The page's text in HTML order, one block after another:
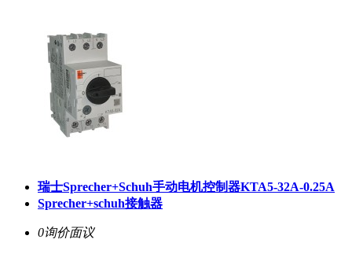
瑞士Sprecher+Schuh手动电机控制器KTA5-32A-0.25A
Sprecher+schuh接触器
0询价面议